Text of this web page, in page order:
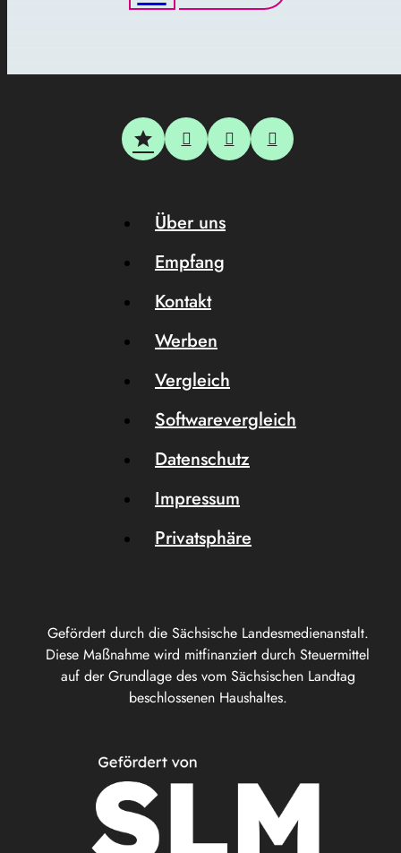
Gefördert durch die Sächsische Landesmedienanstalt.
Diese Maßnahme wird mitfinanziert durch Steuermittel
auf der Grundlage des vom Sächsischen Landtag
beschlossenen Haushaltes.
Über uns
Empfang
Kontakt
Werben
Vergleich
Softwarevergleich
Datenschutz
Impressum
Privatsphäre